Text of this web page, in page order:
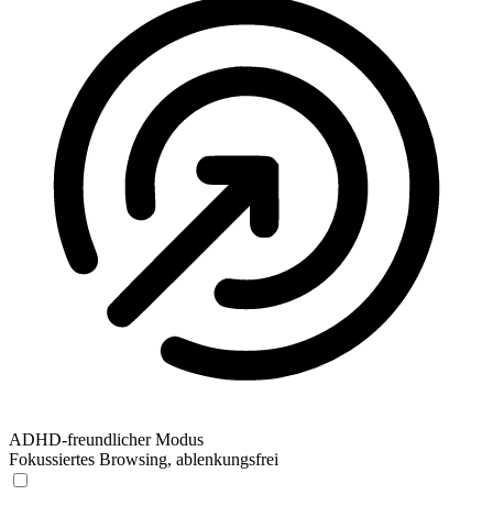
ADHD-freundlicher Modus
Fokussiertes Browsing, ablenkungsfrei